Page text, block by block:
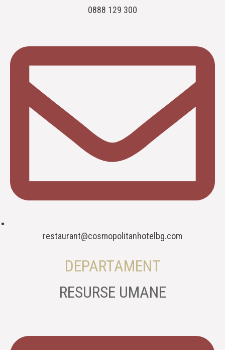
0888 129 300
restaurant@cosmopolitanhotelbg.com
DEPARTAMENT
RESURSE UMANE